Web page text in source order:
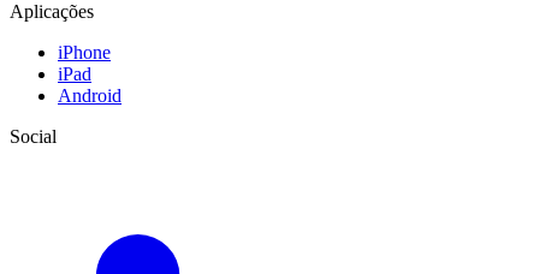
Aplicações
iPhone
iPad
Android
Social